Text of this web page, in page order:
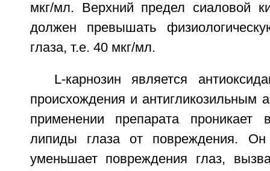
мкг/мл. Верхний предел сиаловой
должен превышать
глаза, т.е. 40 мкг/мл.
L-карнозин является
происхождения и антигликозильным
применении препарата проникает
липиды глаза от повреждения. Он
уменьшает повреждения глаз,